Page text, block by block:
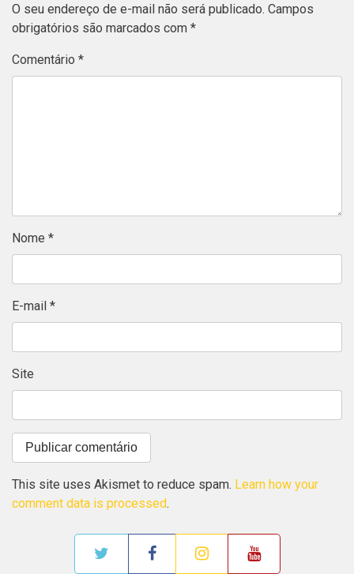
O seu endereço de e-mail não será publicado. Campos
obrigatórios são marcados com *
Comentário *
Nome *
E-mail *
Site
This site uses Akismet to reduce spam. Learn how your
comment data is processed.